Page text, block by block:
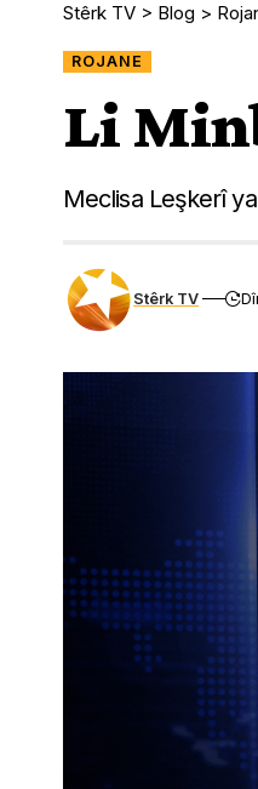
Stêrk TV > Blog >
ROJANE
Li
Meclisa Leşkerî
Stêrk TV